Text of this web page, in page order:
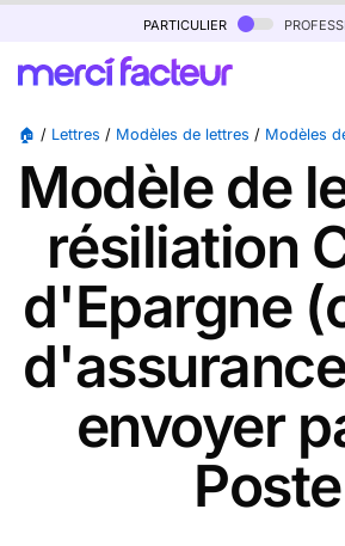
particulier
🏠 / Lettres / Modèles de lettres / Modèles
Modèle de
résiliation
d'Epargne
envoyer
Poste